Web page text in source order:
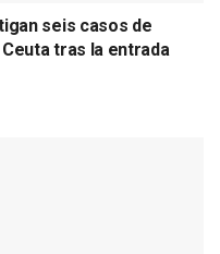
seis casos de
tras la entrada